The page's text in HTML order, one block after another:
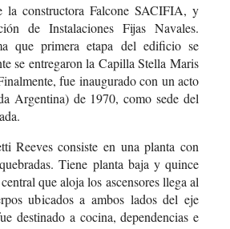
la constructora Falcone SACIFIA, y
de Instalaciones Fijas Navales.
que primera etapa del edificio se
se entregaron la Capilla Stella Maris
fue inaugurado con un acto
Argentina) de 1970, como sede del
Reeves consiste en una planta con
Tiene planta baja y quince
que aloja los ascensores llega al
ubicados a ambos lados del eje
destinado a cocina, dependencias e